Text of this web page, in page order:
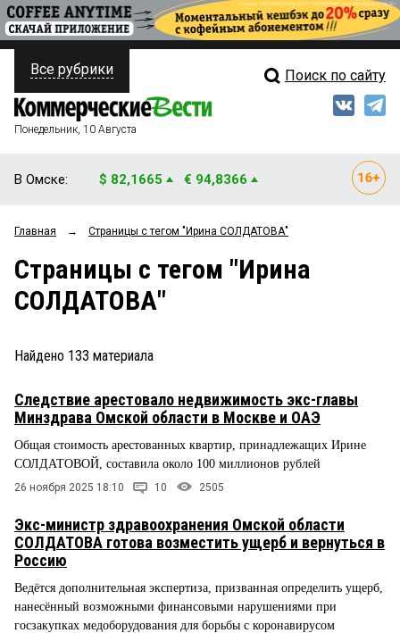
ПОЛИТИКА
ФИНАНСЫ
ОБЩЕСТВО
ЗАКОН
НОВОСТИ КОМПАНИЙ
ПРОИСШЕСТВИЯ
СТИЛЬ ЖИЗНИ
Свежий выпуск
Мнения
Рейтинги
Все рубрики Поиск по сайту
Понедельник, 10 Августа
В Омске: $ 82,1665 € 94,8366
Главная → Страницы c тегом "Ирина СОЛДАТОВА"
Страницы c тегом "Ирина
СОЛДАТОВА"
Найдено 133 материала
Следствие арестовало недвижимость экс-главы
Минздрава Омской области в Москве и ОАЭ
Общая стоимость арестованных квартир, принадлежащих Ирине
СОЛДАТОВОЙ, составила около 100 миллионов рублей
26 ноября 2025 18:10 10 2505
Экс-министр здравоохранения Омской области
СОЛДАТОВА готова возместить ущерб и вернуться в
Россию
Ведётся дополнительная экспертиза, призванная определить ущерб,
нанесённый возможными финансовыми нарушениями при
госзакупках медоборудования для борьбы с коронавирусом